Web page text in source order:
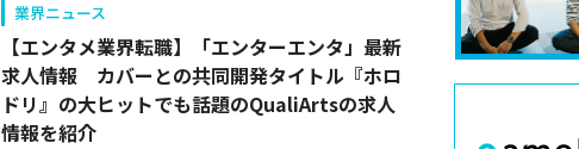
業界ニュース
【エンタメ業界転職】「エンターエンタ」最新
求人情報 カバーとの共同開発タイトル『ホロ
ドリ』の大ヒットでも話題のQualiArtsの求人
情報を紹介